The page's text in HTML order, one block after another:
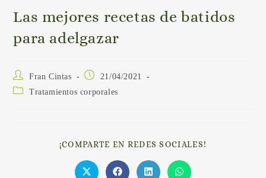
Las mejores recetas de batidos
para adelgazar
Fran Cintas
21/04/2021
Tratamientos corporales
¡COMPARTE EN REDES SOCIALES!